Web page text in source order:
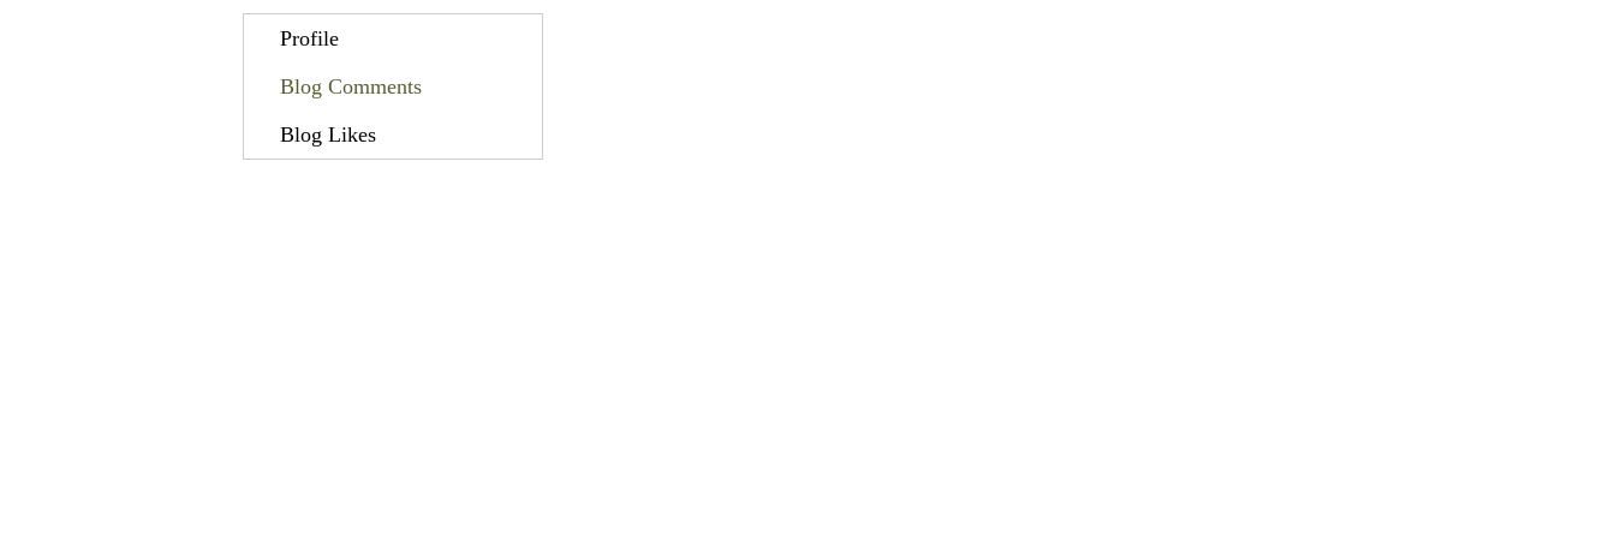
Profile
Blog Comments
Blog Likes